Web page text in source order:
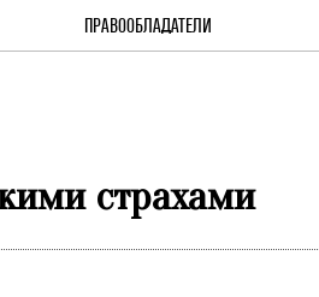
ПРАВООБЛАДАТЕЛИ
страхами